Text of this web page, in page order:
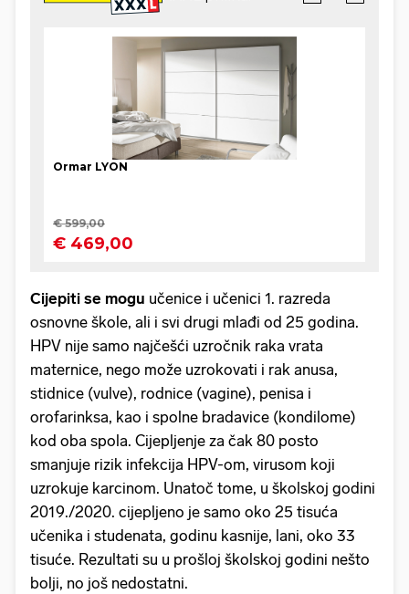
Cijepiti se mogu učenice i učenici 1. razreda
osnovne škole, ali i svi drugi mlađi od 25 godina.
HPV nije samo najčešći uzročnik raka vrata
maternice, nego može uzrokovati i rak anusa,
stidnice (vulve), rodnice (vagine), penisa i
orofarinksa, kao i spolne bradavice (kondilome)
kod oba spola. Cijepljenje za čak 80 posto
smanjuje rizik infekcija HPV-om, virusom koji
uzrokuje karcinom. Unatoč tome, u školskoj godini
2019./2020. cijepljeno je samo oko 25 tisuća
učenika i studenata, godinu kasnije, lani, oko 33
tisuće. Rezultati su u prošloj školskoj godini nešto
bolji, no još nedostatni.